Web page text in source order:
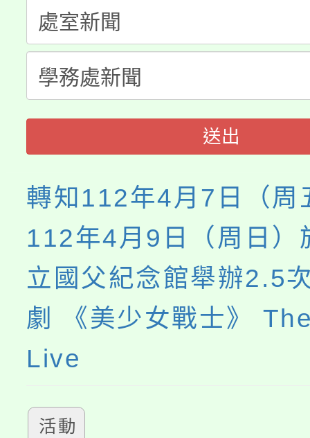
心理、諮商輔導、社會
系所師生報名參加。
門員」簡章及活動海報
踴躍報名參加。
要點
「桃園市補助參觀特色
展演活動實施計畫」
115年度「教育部表揚
義教育推展貢獻獎」
送出
轉知112年4月7日（周
112年4月9日（周日）
立國父紀念館舉辦2.5
劇 《美少女戰士》
Live
活動